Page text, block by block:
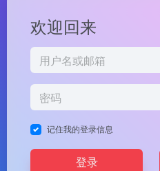
欢迎回来
记住我的登录信息
登录